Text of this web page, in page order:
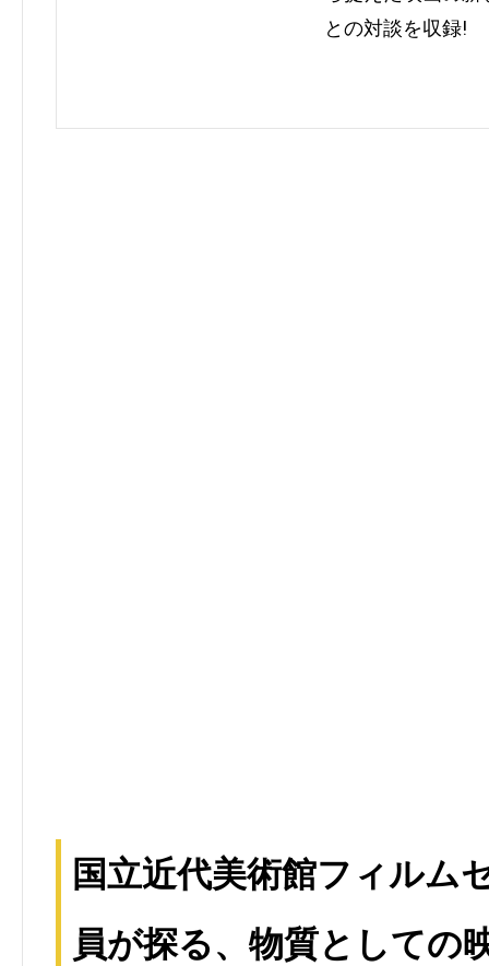
との対談を収録!
国立近代美術館フィルム
員が探る、物質としての